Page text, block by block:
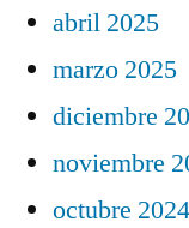
abril 2025
marzo 2025
diciembre
noviembre
octubre 2024